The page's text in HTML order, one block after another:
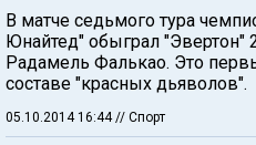
В матче седьмого тура
Юнайтед" обыграл "Эвертон"
Радамель Фалькао. Это
составе "красных дьяволов".
05.10.2014 16:44// Спорт